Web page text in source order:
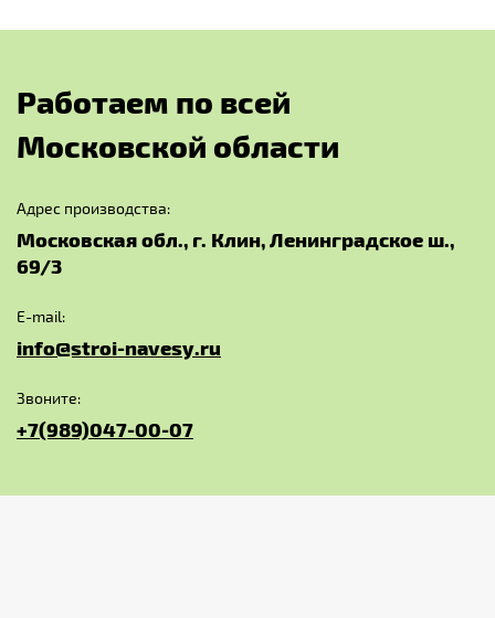
Работаем по всей
Московской области
Адрес производства:
Московская обл., г. Клин, Ленинградское ш.,
69/3
E-mail:
info@stroi-navesy.ru
Звоните:
+7(989)047-00-07